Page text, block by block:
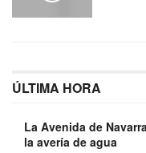
ÚLTIMA HORA
La Avenida de
la avería de agua